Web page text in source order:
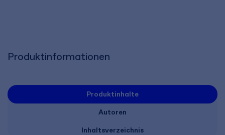
Produktinformationen
Produktinhalte
Autoren
Inhaltsverzeichnis